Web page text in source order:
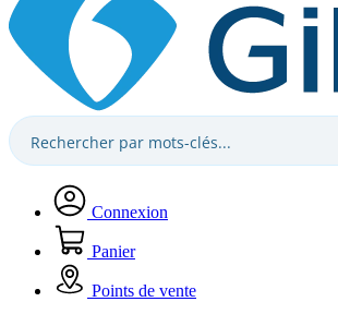
Connexion
Panier
Points de vente